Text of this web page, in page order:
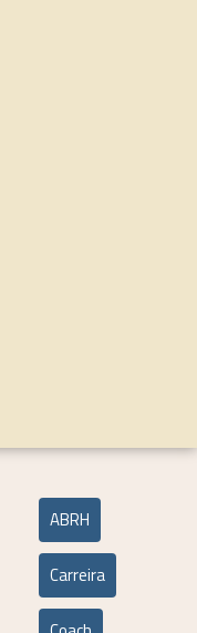
ABRH
Carreira